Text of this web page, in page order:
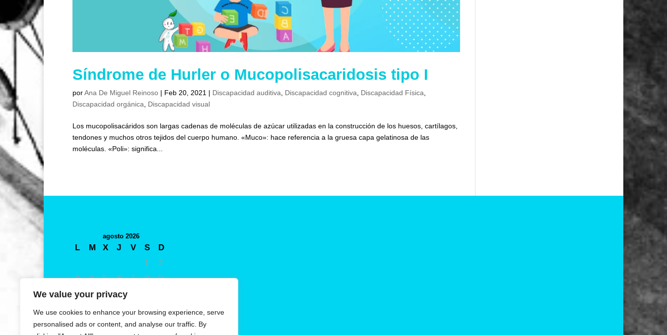
We value your privacy
We use cookies to enhance your browsing experience, serve
personalised ads or content, and analyse our traffic. By
Síndrome de Hurler o Mucopolisacaridosis tipo I
porAna De Miguel Reinoso | Feb 20, 2021 | Discapacidad auditiva, Discapacidad cognitiva, Discapacidad Física,
Discapacidad orgánica, Discapacidad visual
Los mucopolisacáridos son largas cadenas de moléculas de azúcar utilizadas en la construcción de los huesos, cartílagos,
tendones y muchos otros tejidos del cuerpo humano. «Muco»: hace referencia a la gruesa capa gelatinosa de las
moléculas. «Poli»: significa...
agosto 2026
L M X J V S
D
1
2
3
4 5 6 7 8
9
10 11 12 13
17
21
24 25 26 27 28 29 30